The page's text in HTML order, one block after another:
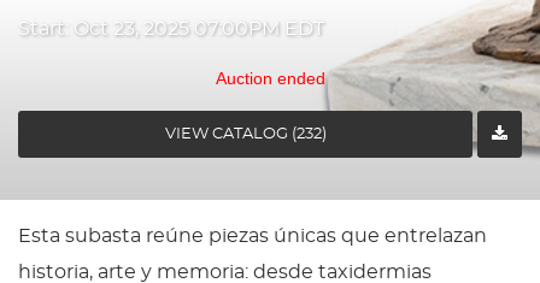
Start: Oct 23, 2025 07:00PM EDT
Auction ended
VIEW CATALOG (232)
Esta subasta reúne piezas únicas que entrelazan
historia, arte y memoria: desde taxidermias